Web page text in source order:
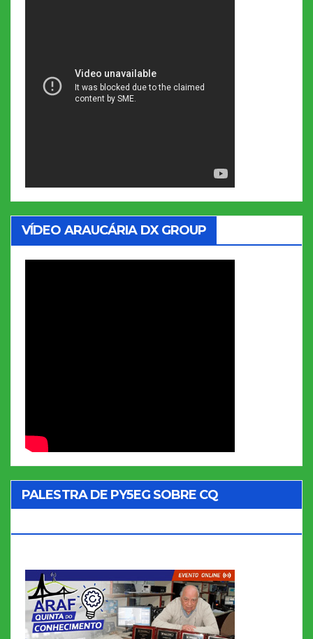
VÍDEO ARAUCÁRIA DX GROUP
PALESTRA DE PY5EG SOBRE CQ